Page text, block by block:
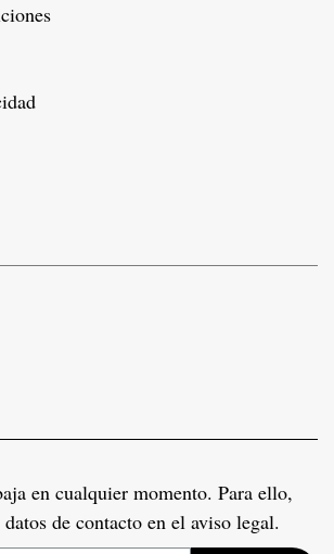
en cualquier momento. Para ello,
de contacto en el aviso legal.